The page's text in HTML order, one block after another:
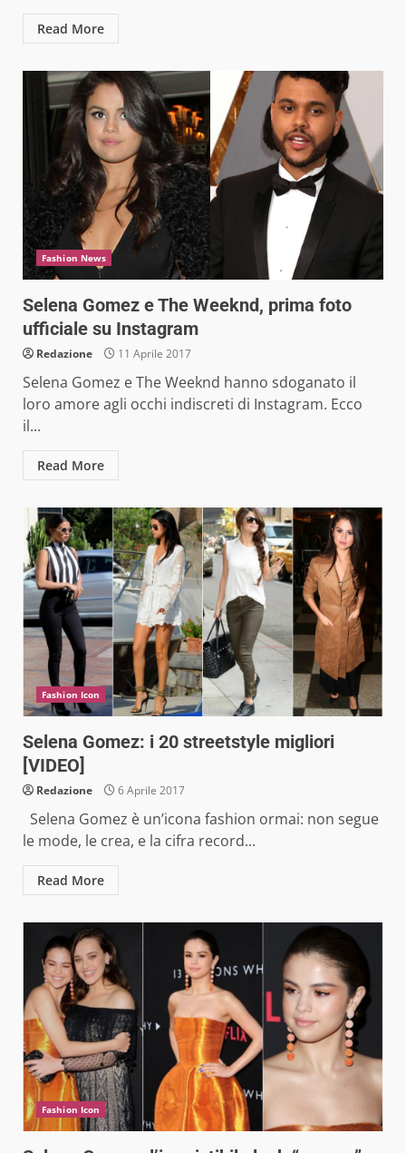
Read More
Fashion News
Selena Gomez e The Weeknd, prima foto
ufficiale su Instagram
Redazione 11 Aprile 2017
Selena Gomez e The Weeknd hanno sdoganato il
loro amore agli occhi indiscreti di Instagram. Ecco
il...
Read More
Fashion Icon
Selena Gomez: i 20 streetstyle migliori
[VIDEO]
Redazione 6 Aprile 2017
Selena Gomez è un’icona fashion ormai: non segue
le mode, le crea, e la cifra record...
Read More
Fashion Icon